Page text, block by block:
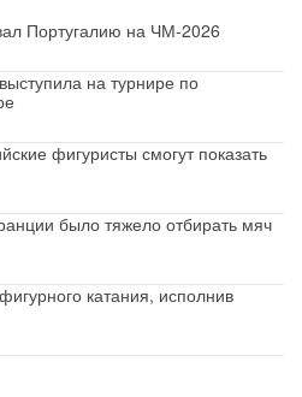
Португалию на ЧМ-2026
на турнире по
фигуристы смогут показать
было тяжело отбирать мяч
катания, исполнив